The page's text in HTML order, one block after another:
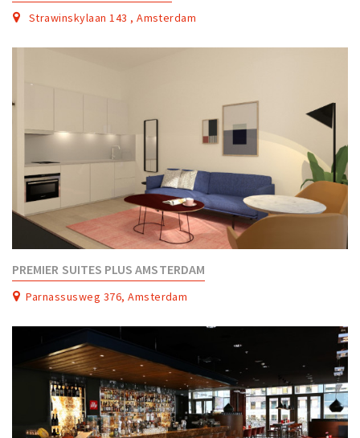
Strawinskylaan 143 , Amsterdam
PREMIER SUITES PLUS AMSTERDAM
Parnassusweg 376, Amsterdam